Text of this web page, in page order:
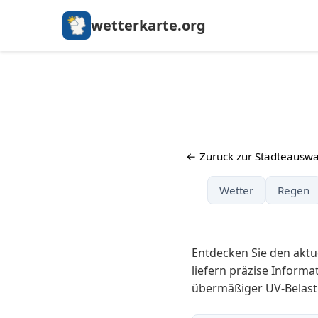
wetterkarte.org
← Zurück zur
Wetter Regen
Entdecken Sie den
liefern präzise
übermäßiger UV-